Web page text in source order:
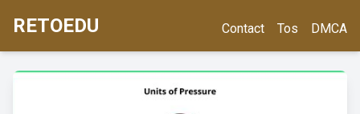
RETOEDU Contact Tos DMCA